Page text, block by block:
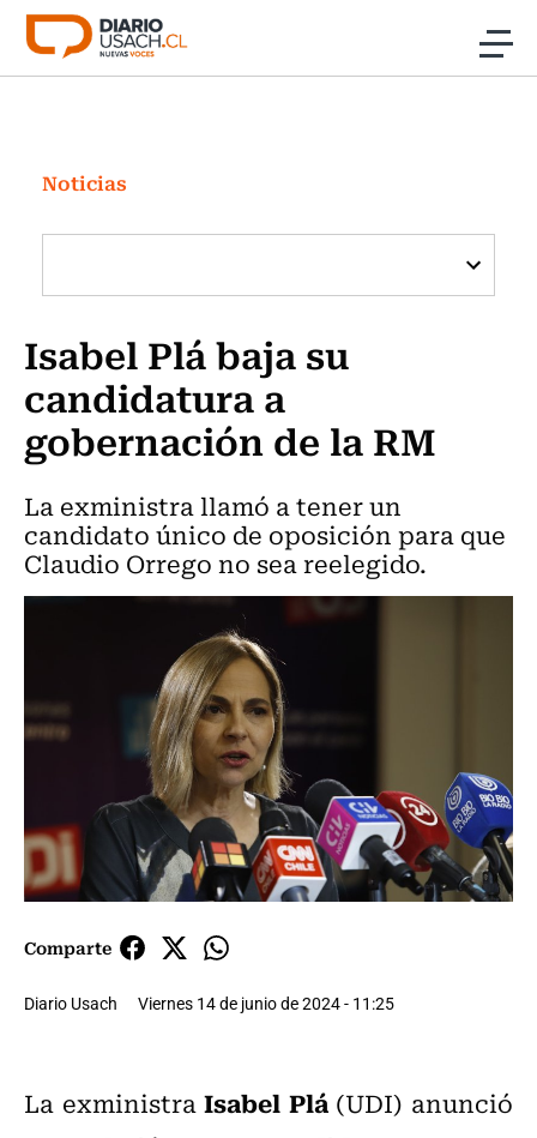
Click acá para ir directamente al contenido
Investigación
Cultura
Programas Radio y TV Usach
Noticias
Isabel Plá baja su
candidatura a
gobernación de la RM
La exministra llamó a tener un
candidato único de oposición para que
Claudio Orrego no sea reelegido.
Comparte
Diario Usach Viernes 14 de junio de 2024 - 11:25
La exministraIsabel Plá(UDI) anunció